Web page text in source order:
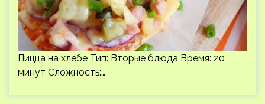
Пицца на хлебе Тип: Вторые блюда Время: 20
минут Сложность:…